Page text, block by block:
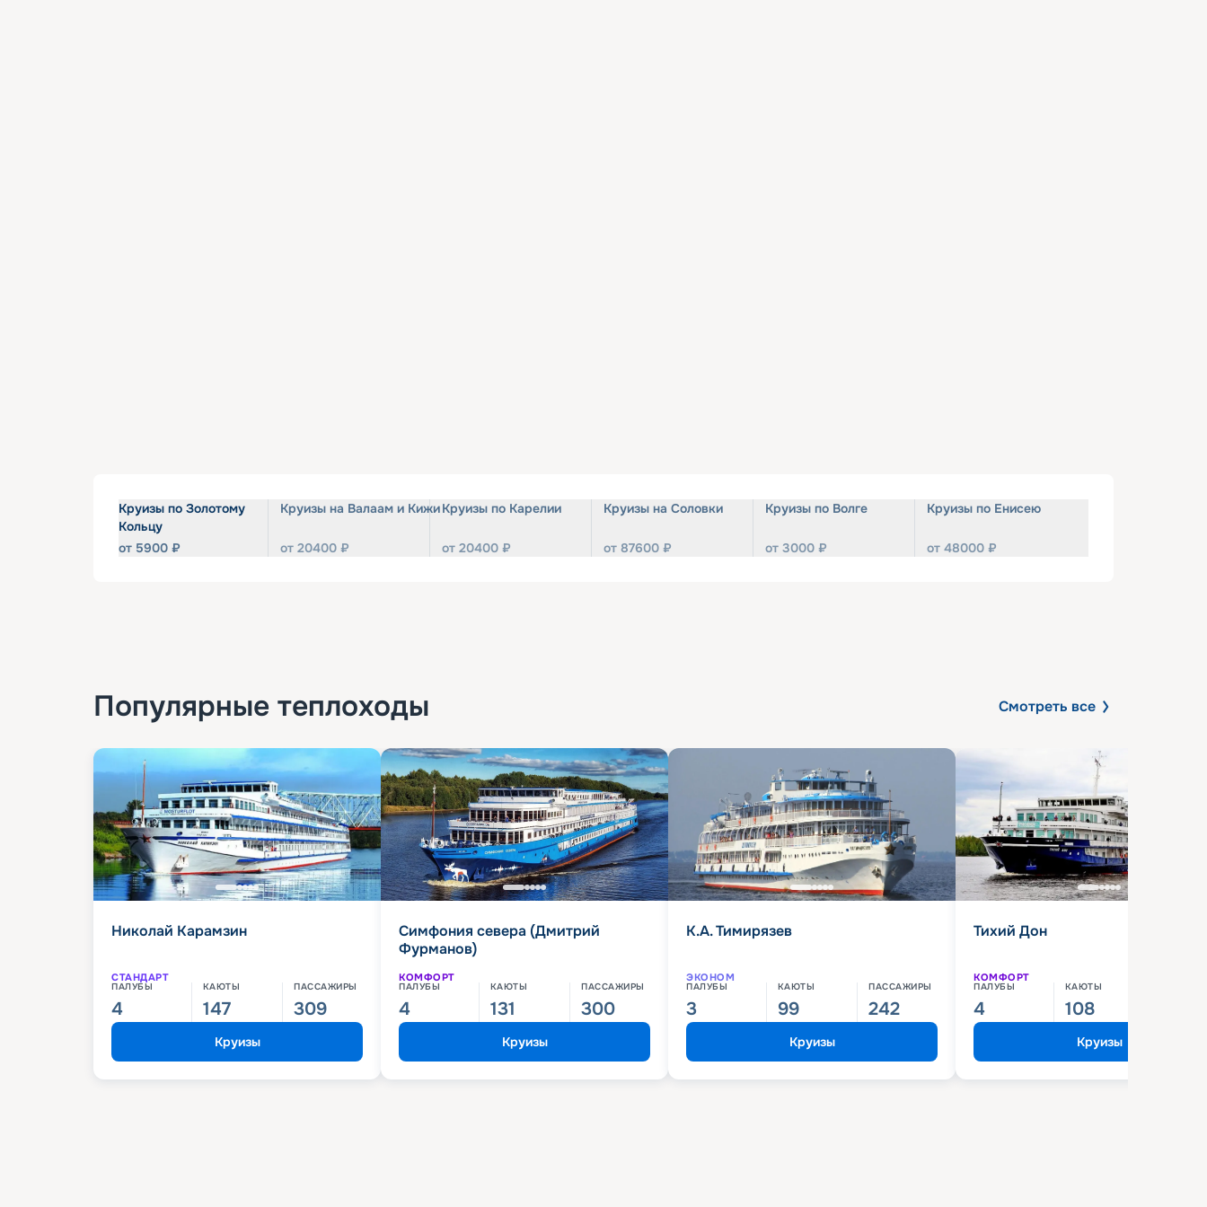
Круизы по Золотому
Кольцу
от 5900 ₽
Круизы на Валаам и Кижи
от 20400 ₽
Круизы по Карелии
от 20400 ₽
Круизы на Соловки
от 87600 ₽
Круизы по Волге
от 3000 ₽
Круизы по Енисею
от 48000 ₽
Популярные теплоходы Смотреть все
Николай Карамзин
СТАНДАРТ
ПАЛУБЫ
4
КАЮТЫ
147
ПАССАЖИРЫ
309
Круизы
Симфония севера (Дмитрий
Фурманов)
КОМФОРТ
ПАЛУБЫ
4
КАЮТЫ
131
ПАССАЖИРЫ
300
Круизы
К.А. Тимирязев
ЭКОНОМ
ПАЛУБЫ
3
КАЮТЫ
99
ПАССАЖИРЫ
242
Круизы
Тихий Дон
КОМФОРТ
ПАЛУБЫ
4
КАЮТЫ
108
Круизы